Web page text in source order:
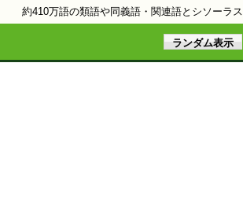
約410万語の類語や同義語・関連語とシソーラス